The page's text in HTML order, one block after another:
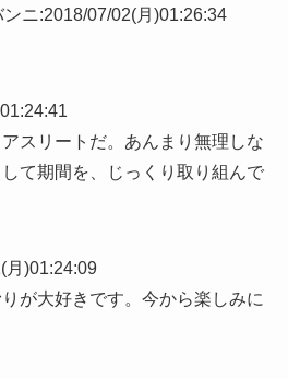
ニ:2018/07/02(月)01:26:34
スリートだ。あんまり無理しな
て期間を、じっくり取り組んで
月)01:24:09
が大好きです。今から楽しみに